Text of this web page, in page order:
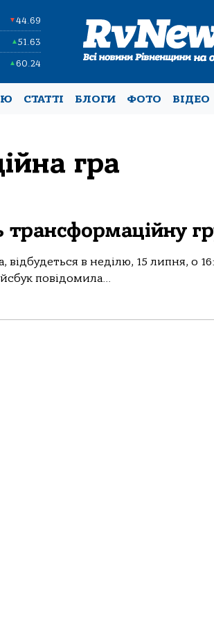
▼44.69
▲51.63
▲60.24
СТАТТІ БЛОГИ ФОТО ВІДЕО
гра
трансформаційну
відбудеться в неділю, 15 липня, о
повідомила...